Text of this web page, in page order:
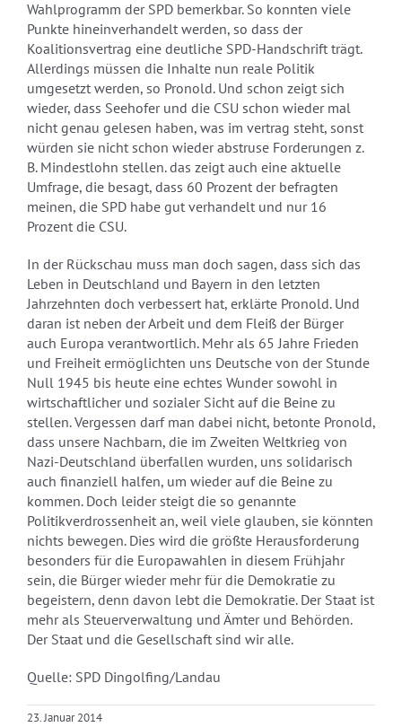
Wahlprogramm der SPD bemerkbar. So konnten viele
Punkte hineinverhandelt werden, so dass der
Koalitionsvertrag eine deutliche SPD-Handschrift trägt.
Allerdings müssen die Inhalte nun reale Politik
umgesetzt werden, so Pronold. Und schon zeigt sich
wieder, dass Seehofer und die CSU schon wieder mal
nicht genau gelesen haben, was im vertrag steht, sonst
würden sie nicht schon wieder abstruse Forderungen z.
B. Mindestlohn stellen. das zeigt auch eine aktuelle
Umfrage, die besagt, dass 60 Prozent der befragten
meinen, die SPD habe gut verhandelt und nur 16
Prozent die CSU.
In der Rückschau muss man doch sagen, dass sich das
Leben in Deutschland und Bayern in den letzten
Jahrzehnten doch verbessert hat, erklärte Pronold. Und
daran ist neben der Arbeit und dem Fleiß der Bürger
auch Europa verantwortlich. Mehr als 65 Jahre Frieden
und Freiheit ermöglichten uns Deutsche von der Stunde
Null 1945 bis heute eine echtes Wunder sowohl in
wirtschaftlicher und sozialer Sicht auf die Beine zu
stellen. Vergessen darf man dabei nicht, betonte Pronold,
dass unsere Nachbarn, die im Zweiten Weltkrieg von
Nazi-Deutschland überfallen wurden, uns solidarisch
auch finanziell halfen, um wieder auf die Beine zu
kommen. Doch leider steigt die so genannte
Politikverdrossenheit an, weil viele glauben, sie könnten
nichts bewegen. Dies wird die größte Herausforderung
besonders für die Europawahlen in diesem Frühjahr
sein, die Bürger wieder mehr für die Demokratie zu
begeistern, denn davon lebt die Demokratie. Der Staat ist
mehr als Steuerverwaltung und Ämter und Behörden.
Der Staat und die Gesellschaft sind wir alle.
Quelle: SPD Dingolfing/Landau
23. Januar 2014